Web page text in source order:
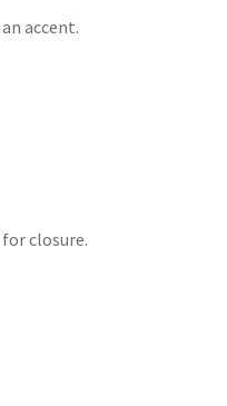
accent.
closure.